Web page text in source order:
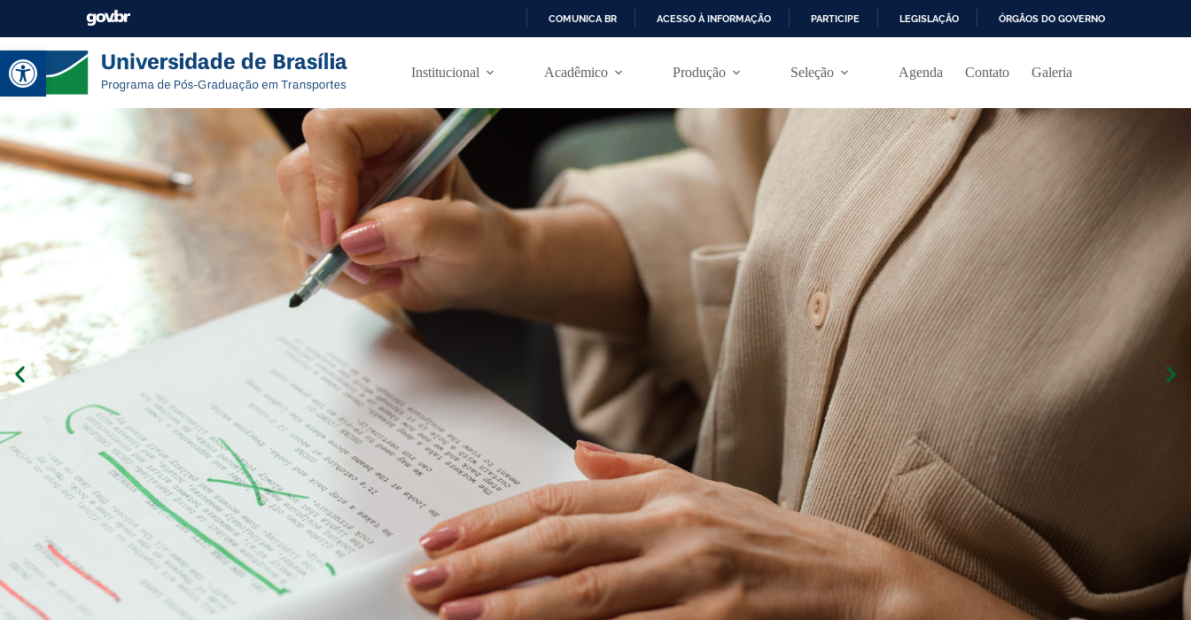
Abrir a barra de ferramentas
P
R
A
O
T
E
COMUNICA BR ACESSO À INFORMAÇÃO PARTICIPE LEGISLAÇÃO ÓRGÃOS DO GOVERNO
Institucional Acadêmico Produção Seleção Agenda Contato Galeria